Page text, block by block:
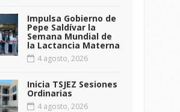
Impulsa Gobierno de
Pepe Saldívar la
Semana Mundial de
la Lactancia Materna
4 agosto, 2026
Inicia TSJEZ Sesiones
Ordinarias
4 agosto, 2026